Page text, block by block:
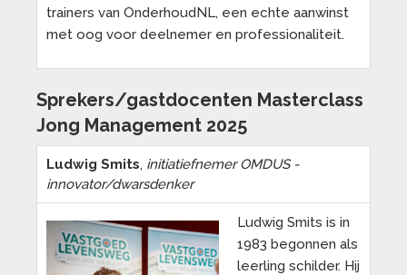
trainers van OnderhoudNL, een echte aanwinst
met oog voor deelnemer en professionaliteit.
Sprekers/gastdocenten Masterclass
Jong Management 2025
Ludwig Smits, initiatiefnemer OMDUS -
innovator/dwarsdenker
Ludwig Smits is in
1983 begonnen als
leerling schilder. Hij